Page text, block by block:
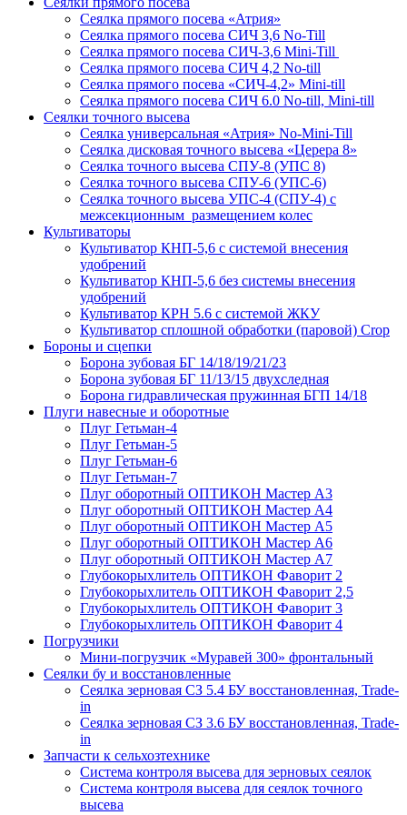
Сеялка прямого посева «Атрия»
Сеялка прямого посева СИЧ 3,6 No-Till
Сеялка прямого посева СИЧ-3,6 Mini-Till
Сеялка прямого посева СИЧ 4,2 No-till
Сеялка прямого посева «СИЧ-4,2» Mini-till
Сеялка прямого посева СИЧ 6.0 No-till, Mini-till
Сеялки точного высева
Сеялка универсальная «Атрия» No-Mini-Till
Сеялка дисковая точного высева «Церера 8»
Сеялка точного высева СПУ-8 (УПС 8)
Сеялка точного высева СПУ-6 (УПС-6)
Сеялка точного высева УПС-4 (СПУ-4) с
межсекционным размещением колес
Культиваторы
Культиватор КНП-5,6 с системой внесения
удобрений
Культиватор КНП-5,6 без системы внесения
удобрений
Культиватор КРН 5.6 с системой ЖКУ
Культиватор сплошной обработки (паровой) Crop
Бороны и сцепки
Борона зубовая БГ 14/18/19/21/23
Борона зубовая БГ 11/13/15 двухследная
Борона гидравлическая пружинная БГП 14/18
Плуги навесные и оборотные
Плуг Гетьман-4
Плуг Гетьман-5
Плуг Гетьман-6
Плуг Гетьман-7
Плуг оборотный ОПТИКОН Мастер А3
Плуг оборотный ОПТИКОН Мастер А4
Плуг оборотный ОПТИКОН Мастер А5
Плуг оборотный ОПТИКОН Мастер А6
Плуг оборотный ОПТИКОН Мастер А7
Глубокорыхлитель ОПТИКОН Фаворит 2
Глубокорыхлитель ОПТИКОН Фаворит 2,5
Глубокорыхлитель ОПТИКОН Фаворит 3
Глубокорыхлитель ОПТИКОН Фаворит 4
Погрузчики
Мини-погрузчик «Муравей 300» фронтальный
Сеялки бу и восстановленные
Сеялка зерновая СЗ 5.4 БУ восстановленная, Trade-
in
Сеялка зерновая СЗ 3.6 БУ восстановленная, Trade-
in
Запчасти к сельхозтехнике
Система контроля высева для зерновых сеялок
Система контроля высева для сеялок точного
высева